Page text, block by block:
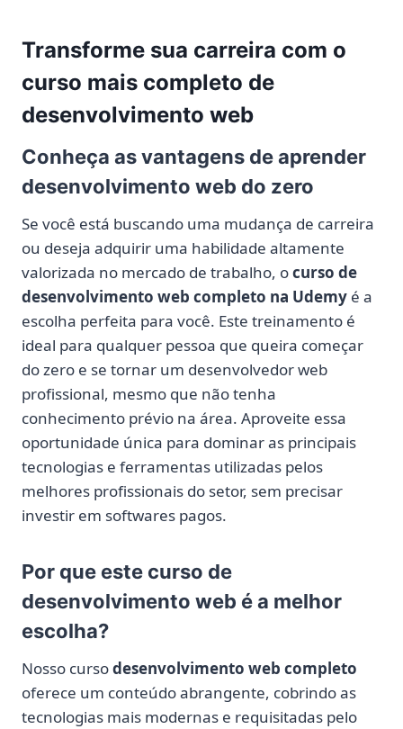
Transforme sua carreira com o
curso mais completo de
desenvolvimento web
Conheça as vantagens de aprender
desenvolvimento web do zero
Se você está buscando uma mudança de carreira
ou deseja adquirir uma habilidade altamente
valorizada no mercado de trabalho, ocurso de
desenvolvimento web completo na Udemy é a
escolha perfeita para você. Este treinamento é
ideal para qualquer pessoa que queira começar
do zero e se tornar um desenvolvedor web
profissional, mesmo que não tenha
conhecimento prévio na área. Aproveite essa
oportunidade única para dominar as principais
tecnologias e ferramentas utilizadas pelos
melhores profissionais do setor, sem precisar
investir em softwares pagos.
Por que este curso de
desenvolvimento web é a melhor
escolha?
Nosso cursodesenvolvimento web completo
oferece um conteúdo abrangente, cobrindo as
tecnologias mais modernas e requisitadas pelo